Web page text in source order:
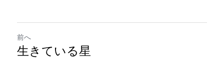
前へ
生きている星